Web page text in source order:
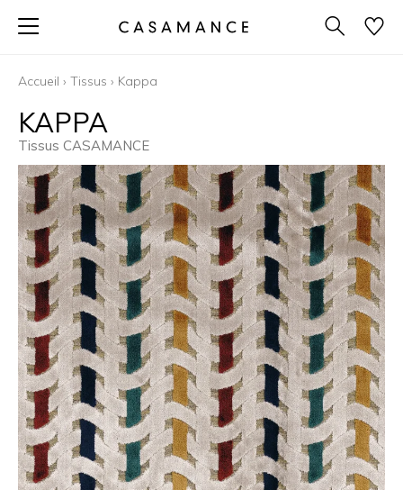
Accueil › Tissus › Kappa
KAPPA
Tissus CASAMANCE